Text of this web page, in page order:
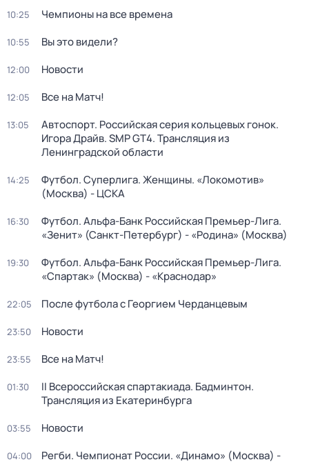
10:25 Чемпионы на все времена
10:55 Вы это видели?
12:00 Новости
12:05 Все на Матч!
13:05
Автоспорт. Российская серия кольцевых гонок.
Игора Драйв. SMP GT4. Трансляция из
Ленинградской области
14:25
Футбол. Суперлига. Женщины. «Локомотив»
(Москва) - ЦСКА
16:30
Футбол. Альфа-Банк Российская Премьер-Лига.
«Зенит» (Санкт-Петербург) - «Родина» (Москва)
19:30
Футбол. Альфа-Банк Российская Премьер-Лига.
«Спартак» (Москва) - «Краснодар»
22:05 После футбола с Георгием Черданцевым
23:50 Новости
23:55 Все на Матч!
01:30
II Всероссийская спартакиада. Бадминтон.
Трансляция из Екатеринбурга
03:55 Новости
04:00 Регби. Чемпионат России. «Динамо» (Москва) -